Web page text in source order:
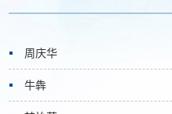
周庆华
牛犇